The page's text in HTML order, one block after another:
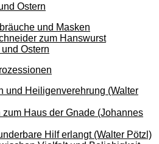
Ostern
und Masken
zum Hanswurst
Ostern
und Heiligenverehrung (Walter
zum Haus der Gnade (Johannes
Hilf erlangt (Walter Pötzl)